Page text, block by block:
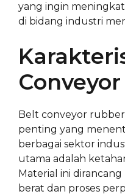
yang ingin
di bidang industri
Belt conveyor
penting yang
berbagai sektor
utama adalah
Material ini
berat dan proses